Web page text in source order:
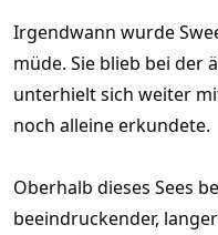
Irgendwann wurde
müde. Sie blieb bei der
unterhielt sich weiter
noch alleine erkundete.
Oberhalb dieses Sees
beeindruckender,